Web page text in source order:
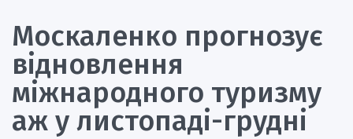
Москаленко прогнозує
відновлення
міжнародного туризму
аж у листопаді-грудні